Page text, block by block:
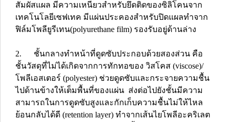
สัมผัสแผล มีความเหนียวสำหรับยึดติดของซิลิโคนจาก
เทคโนโลยีเซฟเทค มีแผ่นประคองสำหรับปิดแผลทำจาก
ฟิล์มโพลียูรีเทน(polyurethane film) รองรับอยู่ด้านล่าง
2. ชั้นกลางทำหน้าที่ดูดซับประกอบด้วยสองส่วน คือ
ชั้นวัสดุที่ไม่ได้เกิดจากการทักทอของ วิสโคส (viscose)/
โพลีเอสเตอร์ (polyester) ช่วยดูดซับและกระจายความชื้น
ไปด้านข้างให้เต็มพื้นที่ของแผ่น ส่งต่อไปยังชั้นมีความ
สามารถในการดูดซับสูงและกักเก็บความชื้นไม่ให้ไหล
ย้อนกลับได้ดี (retention layer) ทำจากเส้นไยโพลีอะคริเลต